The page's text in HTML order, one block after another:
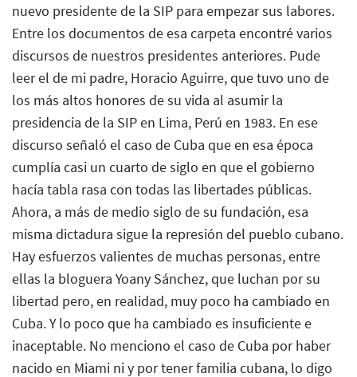
nuevo presidente de la SIP para empezar sus labores.
Entre los documentos de esa carpeta encontré varios
discursos de nuestros presidentes anteriores. Pude
leer el de mi padre, Horacio Aguirre, que tuvo uno de
los más altos honores de su vida al asumir la
presidencia de la SIP en Lima, Perú en 1983. En ese
discurso señaló el caso de Cuba que en esa época
cumplía casi un cuarto de siglo en que el gobierno
hacía tabla rasa con todas las libertades públicas.
Ahora, a más de medio siglo de su fundación, esa
misma dictadura sigue la represión del pueblo cubano.
Hay esfuerzos valientes de muchas personas, entre
ellas la bloguera Yoany Sánchez, que luchan por su
libertad pero, en realidad, muy poco ha cambiado en
Cuba. Y lo poco que ha cambiado es insuficiente e
inaceptable. No menciono el caso de Cuba por haber
nacido en Miami ni y por tener familia cubana, lo digo